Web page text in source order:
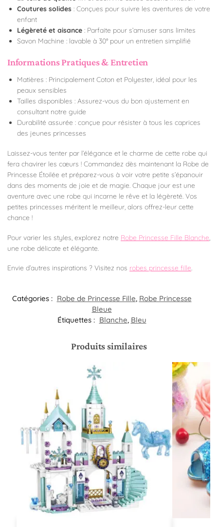
Coutures solides : Conçues pour suivre les aventures de votre
enfant
Légèreté et aisance : Parfaite pour s’amuser sans limites
Savon Machine : lavable à 30° pour un entretien simplifié
Informations Pratiques & Entretien
Matières : Principalement Coton et Polyester, idéal pour les
peaux sensibles
Tailles disponibles : Assurez-vous du bon ajustement en
consultant notre guide
Durabilité assurée : conçue pour résister à tous les caprices
des jeunes princesses
Laissez-vous tenter par l’élégance et le charme de cette robe qui
fera chavirer les cœurs ! Commandez dès maintenant la Robe de
Princesse Étoilée et préparez-vous à voir votre petite s’épanouir
dans des moments de joie et de magie. Chaque jour est une
aventure avec une robe qui incarne le rêve et la légèreté. Vos
petites princesses méritent le meilleur, alors offrez-leur cette
chance !
Pour varier les styles, explorez notre Robe Princesse Fille Blanche
une robe délicate et élégante.
Envie d’autres inspirations ? Visitez nos robes princesse fille.
Catégories : Robe de Princesse Fille, Robe Princesse
Bleue
Étiquettes : Blanche, Bleu
Produits similaires